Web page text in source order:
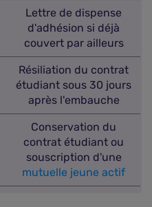
Lettre de dispense
d'adhésion si déjà
couvert par ailleurs
Résiliation du contrat
étudiant sous 30 jours
après l'embauche
Conservation du
contrat étudiant ou
souscription d'une
mutuelle jeune actif